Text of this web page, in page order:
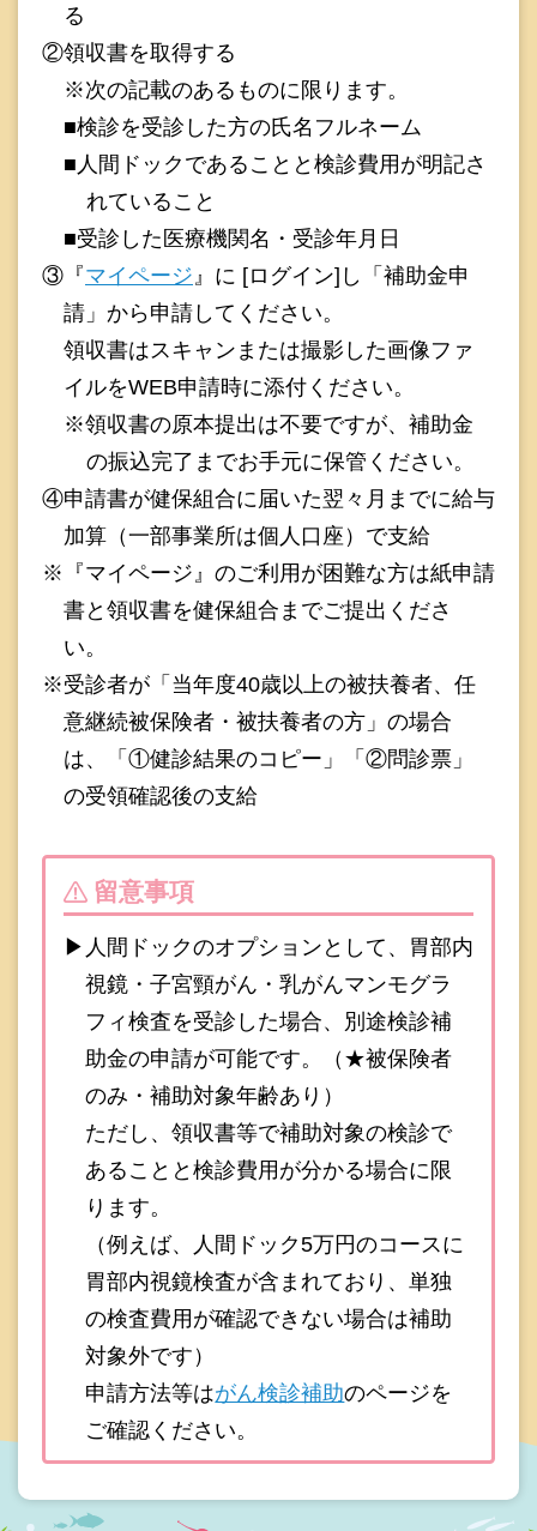
る
②領収書を取得する
※次の記載のあるものに限ります。
■検診を受診した方の氏名フルネーム
■人間ドックであることと検診費用が明記さ
れていること
■受診した医療機関名・受診年月日
③『マイページ 』に [ログイン]し「補助金申
請」から申請してください。
領収書はスキャンまたは撮影した画像ファ
イルをWEB申請時に添付ください。
※領収書の原本提出は不要ですが、補助金
の振込完了までお手元に保管ください。
④申請書が健保組合に届いた翌々月までに給与
加算（一部事業所は個人口座）で支給
※『マイページ』のご利用が困難な方は紙申請
書と領収書を健保組合までご提出くださ
い。
※受診者が「当年度40歳以上の被扶養者、任
意継続被保険者・被扶養者の方」の場合
は、「①健診結果のコピー」「②問診票」
の受領確認後の支給
留意事項
▶人間ドックのオプションとして、胃部内
視鏡・子宮頸がん・乳がんマンモグラ
フィ検査を受診した場合、別途検診補
助金の申請が可能です。（★被保険者
のみ・補助対象年齢あり）
ただし、領収書等で補助対象の検診で
あることと検診費用が分かる場合に限
ります。
（例えば、人間ドック5万円のコースに
胃部内視鏡検査が含まれており、単独
の検査費用が確認できない場合は補助
対象外です）
申請方法等はがん検診補助のページを
ご確認ください。